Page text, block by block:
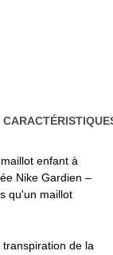
enfant à
Nike Gardien –
qu'un maillot
de la